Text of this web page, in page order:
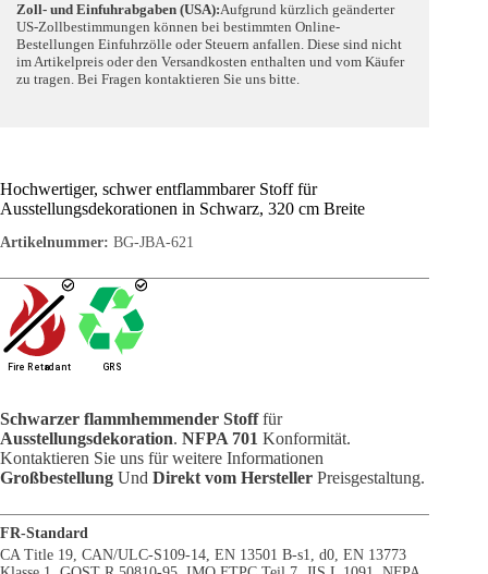
Zoll- und Einfuhrabgaben (USA):Aufgrund kürzlich geänderter
US-Zollbestimmungen können bei bestimmten Online-
Bestellungen Einfuhrzölle oder Steuern anfallen. Diese sind nicht
im Artikelpreis oder den Versandkosten enthalten und vom Käufer
zu tragen. Bei Fragen kontaktieren Sie uns bitte.
Hochwertiger, schwer entflammbarer Stoff für
Ausstellungsdekorationen in Schwarz, 320 cm Breite
Artikelnummer: BG-JBA-621
Schwarzer flammhemmender Stofffür
Ausstellungsdekoration. NFPA 701 Konformität.
Kontaktieren Sie uns für weitere Informationen
Großbestellung Und Direkt vom Hersteller Preisgestaltung.
FR-Standard
CA Title 19, CAN/ULC-S109-14, EN 13501 B-s1, d0, EN 13773